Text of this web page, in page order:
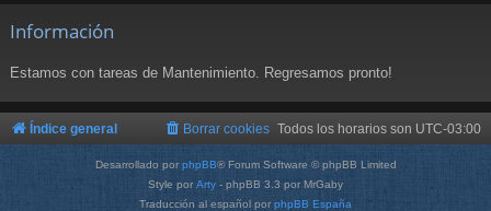
Información
Estamos con tareas de Mantenimiento. Regresamos pronto!
Índice general Todos los horarios son UTC-03:00
Borrar cookies
Desarrollado por phpBB® Forum Software © phpBB Limited
Style por Arty - phpBB 3.3 por MrGaby
Traducción al español por phpBB España